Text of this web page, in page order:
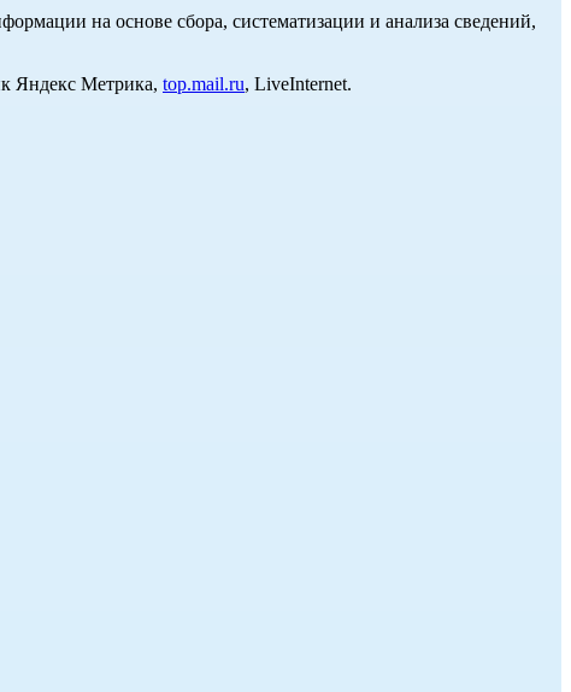
на основе сбора, систематизации и анализа сведений,
Яндекс Метрика, top.mail.ru, LiveInternet.